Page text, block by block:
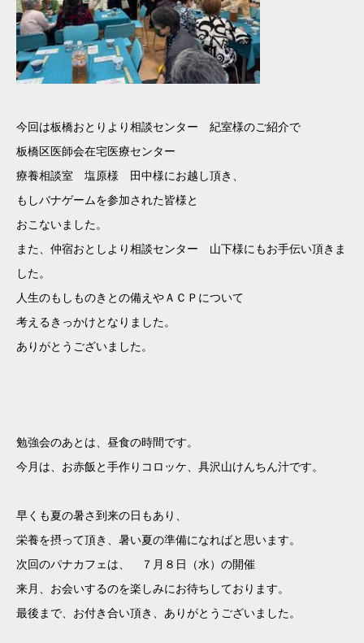
今回は板橋おとりより相談センター 紀室様のご紹介で
板橋区医師会在宅医療センター
療養相談室 塩原様 田中様にお越し頂き、
もしバナゲームを参加された皆様と
おこないました。
また、仲宿おとしより相談センター 山下様にもお手伝い頂きま
した。
人生のもしものきとの備えやＡＣＰについて
考えるきっかけとなりました。
ありがとうございました。
勉強会のあとは、昼食の時間です。
今月は、お赤飯と手作りコロッケ、具沢山けんちん汁です。
早くも夏の暑さ到来の日もあり、
栄養を摂って頂き、暑い夏の準備になればと思います。
次回のパナカフェは、 ７月８日（水）の開催
来月、お会いするのを楽しみにお待ちしております。
最後まで、お付き合い頂き、ありがとうございました。